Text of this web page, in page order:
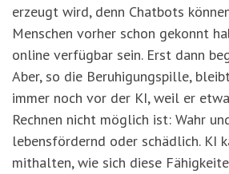
erzeugt wird, denn Chatbots
Menschen vorher schon gekonnt
online verfügbar sein. Erst dann
Aber, so die Beruhigungspille,
immer noch vor der KI, weil er
Rechnen nicht möglich ist: Wahr
lebensfördernd oder schädlich. KI
mithalten, wie sich diese